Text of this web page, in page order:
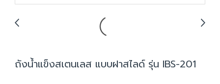
ถังน้ำแข็งสเตนเลส แบบฝาสไลด์ รุ่น IBS-201